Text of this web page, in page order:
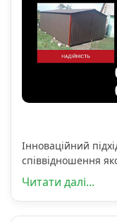
Інноваційний
співвідношення
Читати далі...